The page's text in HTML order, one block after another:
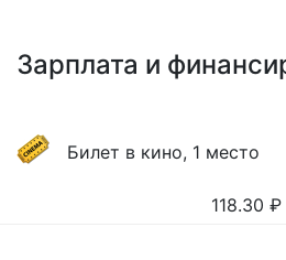
Зарплата и
Билет в кино, 1 место
118.30 ₽